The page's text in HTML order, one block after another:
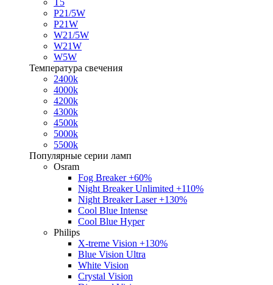
T5
P21/5W
P21W
W21/5W
W21W
W5W
Температура свечения
2400k
4000k
4200k
4300k
4500k
5000k
5500k
Популярные серии ламп
Osram
Fog Breaker +60%
Night Breaker Unlimited +110%
Night Breaker Laser +130%
Cool Blue Intense
Cool Blue Hyper
Philips
X-treme Vision +130%
Blue Vision Ultra
White Vision
Crystal Vision